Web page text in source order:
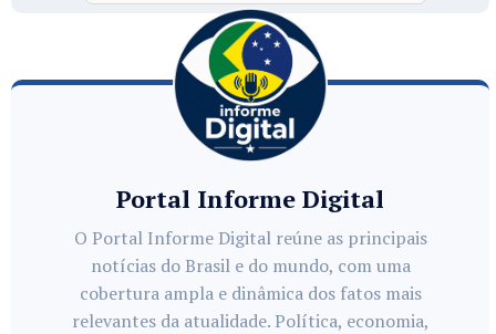
Portal Informe Digital
O Portal Informe Digital reúne as principais
notícias do Brasil e do mundo, com uma
cobertura ampla e dinâmica dos fatos mais
relevantes da atualidade. Política, economia,